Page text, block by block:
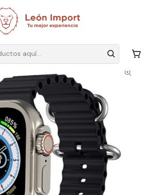
8 Ultra Llamada Juego Notificaciones Qs8